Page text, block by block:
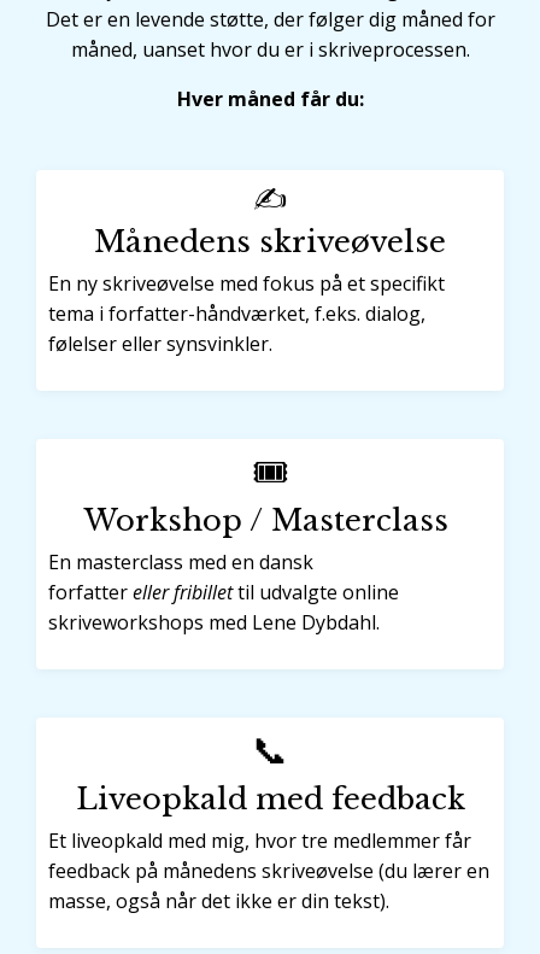
Det er en levende støtte, der følger dig måned for
måned, uanset hvor du er i skriveprocessen.
Hver måned får du:
✍️
Månedens skriveøvelse
En ny skriveøvelse med fokus på et specifikt
tema i forfatter-håndværket, f.eks. dialog,
følelser eller synsvinkler.
🎟️
Workshop / Masterclass
En masterclass med en dansk
forfatterellerfribillettil udvalgte online
skriveworkshops med Lene Dybdahl.
📞
Liveopkald med feedback
Et liveopkald med mig, hvor tre medlemmer får
feedback på månedens skriveøvelse (du lærer en
masse, også når det ikke er din tekst).